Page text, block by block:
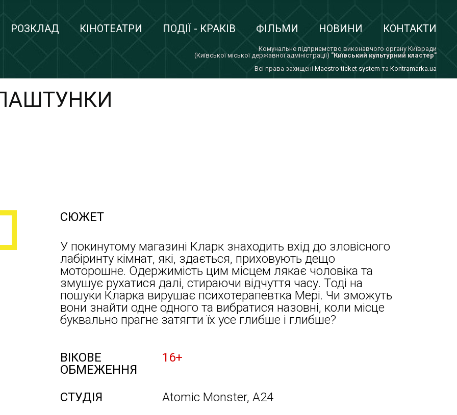
РОЗКЛАД КІНОТЕАТРИ ПОДІЇ - КРАКІВ ФІЛЬМИ НОВИНИ КОНТАКТИ
Комунальне підприємство виконавчого органу Київради
(Київської міської державної адміністрації) "Київський культурний кластер"
Всi права захищенi Maestro ticket system та Kontramarka.ua
СЮЖЕТ
У покинутому магазині Кларк знаходить вхід до зловісного
лабіринту кімнат, які, здається, приховують дещо
моторошне. Одержимість цим місцем лякає чоловіка та
змушує рухатися далі, стираючи відчуття часу. Тоді на
пошуки Кларка вирушає психотерапевтка Мері. Чи зможуть
вони знайти одне одного та вибратися назовні, коли місце
буквально прагне затягти їх усе глибше і глибше?
ВІКОВЕ
ОБМЕЖЕННЯ
16+
СТУДІЯ
Atomic Monster, A24